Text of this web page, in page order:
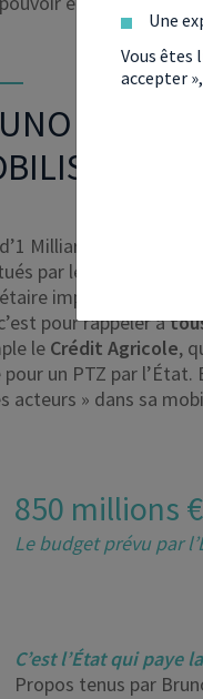
LE
Milliard €, c’est le
par le
importante
pour rappeler à
le Crédit Agricole,
pour un PTZ par l’État.
acteurs » dans sa
850 millions €
Le budget prévu par
C’est l’État qui
Propos tenus par
Une
Vous êtes
accepter